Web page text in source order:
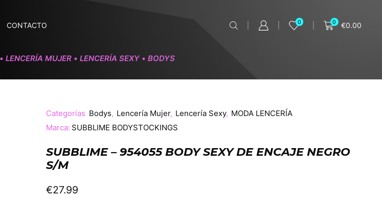
CONTACTO 0 0 €0.00
• LENCERÍA MUJER • LENCERÍA SEXY • BODYS
Categorías Bodys, Lencería Mujer, Lencería Sexy, MODA LENCERÍA
Marca: SUBBLIME BODYSTOCKINGS
SUBBLIME – 954055 BODY SEXY DE ENCAJE NEGRO
S/M
€27.99